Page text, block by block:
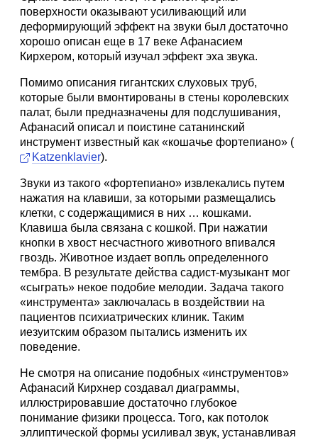
поверхности оказывают усиливающий или
деформирующий эффект на звуки был достаточно
хорошо описан еще в 17 веке Афанасием
Кирхером, который изучал эффект эха звука.
Помимо описания гигантских слуховых труб,
которые были вмонтированы в стены королевских
палат, были предназначены для подслушивания,
Афанасий описал и поистине сатанинский
инструмент известный как «кошачье фортепиано» (
Katzenklavier).
Звуки из такого «фортепиано» извлекались путем
нажатия на клавиши, за которыми размещались
клетки, с содержащимися в них … кошками.
Клавиша была связана с кошкой. При нажатии
кнопки в хвост несчастного животного впивался
гвоздь. Животное издает вопль определенного
тембра. В результате действа садист-музыкант мог
«сыграть» некое подобие мелодии. Задача такого
«инструмента» заключалась в воздействии на
пациентов психиатрических клиник. Таким
иезуитским образом пытались изменить их
поведение.
Не смотря на описание подобных «инструментов»
Афанасий Кирхнер создавал диаграммы,
иллюстрировавшие достаточно глубокое
понимание физики процесса. Того, как потолок
эллиптической формы усиливал звук, устанавливая